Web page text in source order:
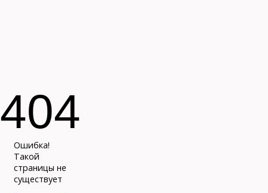
404
Ошибка!
Такой
страницы не
существует
Контактный телефон
arclinic@mail.ru